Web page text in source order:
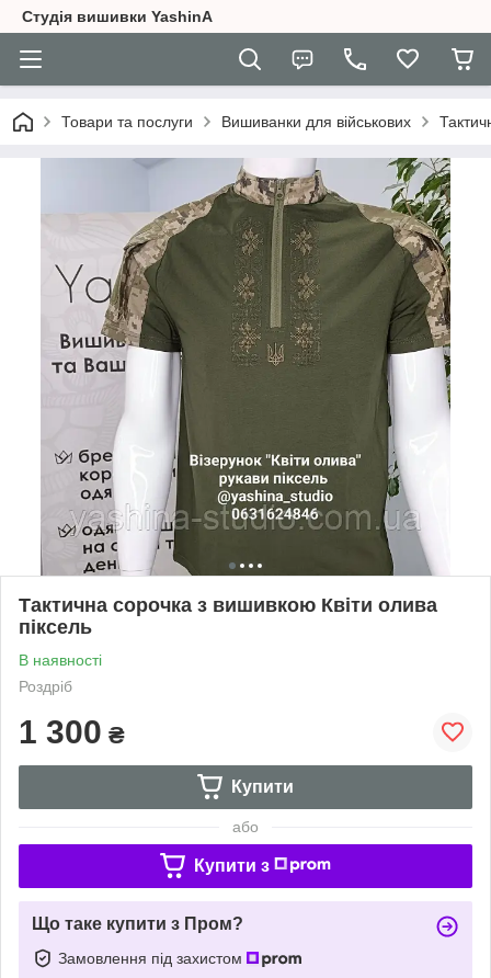
Студія вишивки YashinA
Товари та послуги Вишиванки для військових
Тактична сорочка з вишивкою Квіти олива
піксель
В наявності
Роздріб
1 300 ₴
Купити
або
Купити з
Що таке купити з Пром?
Замовлення під захистом